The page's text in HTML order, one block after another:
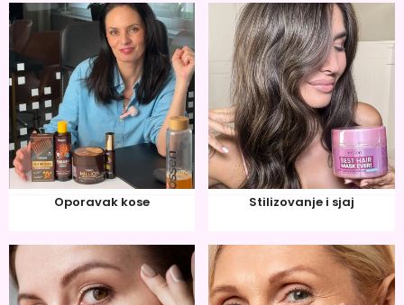
Oporavak kose Stilizovanje i sjaj